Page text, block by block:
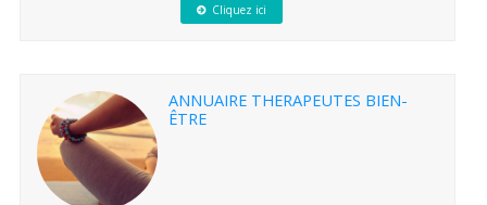
Cliquez ici
ANNUAIRE THERAPEUTES BIEN-
ÊTRE